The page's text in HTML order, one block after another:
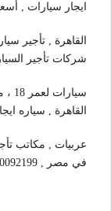
ايجار سيارات ,
القاهرة , تأجير
شركات تأجير
القاهرة , سياره
عربيات , مكاتب
في مصر , 01100092199.